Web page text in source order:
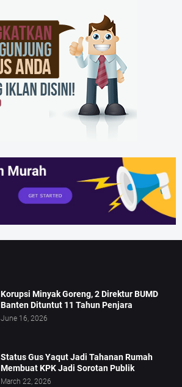
Korupsi Minyak Goreng, 2 Direktur BUMD
Banten Dituntut 11 Tahun Penjara
June 16, 2026
Status Gus Yaqut Jadi Tahanan Rumah
Membuat KPK Jadi Sorotan Publik
March 22, 2026